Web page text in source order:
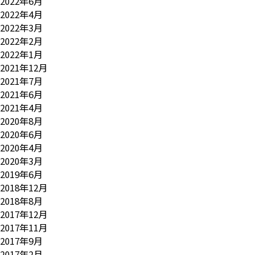
2022年4月
2022年3月
2022年2月
2022年1月
2021年12月
2021年7月
2021年6月
2021年4月
2020年8月
2020年6月
2020年4月
2020年3月
2019年6月
2018年12月
2018年8月
2017年12月
2017年11月
2017年9月